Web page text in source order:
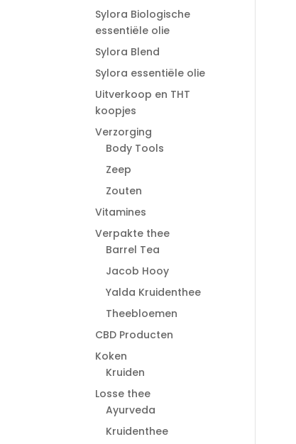
Sylora Biologische
essentiële olie
Sylora Blend
Sylora essentiële olie
Uitverkoop en THT
koopjes
Verzorging
Body Tools
Zeep
Zouten
Vitamines
Verpakte thee
Barrel Tea
Jacob Hooy
Yalda Kruidenthee
Theebloemen
CBD Producten
Koken
Kruiden
Losse thee
Ayurveda
Kruidenthee